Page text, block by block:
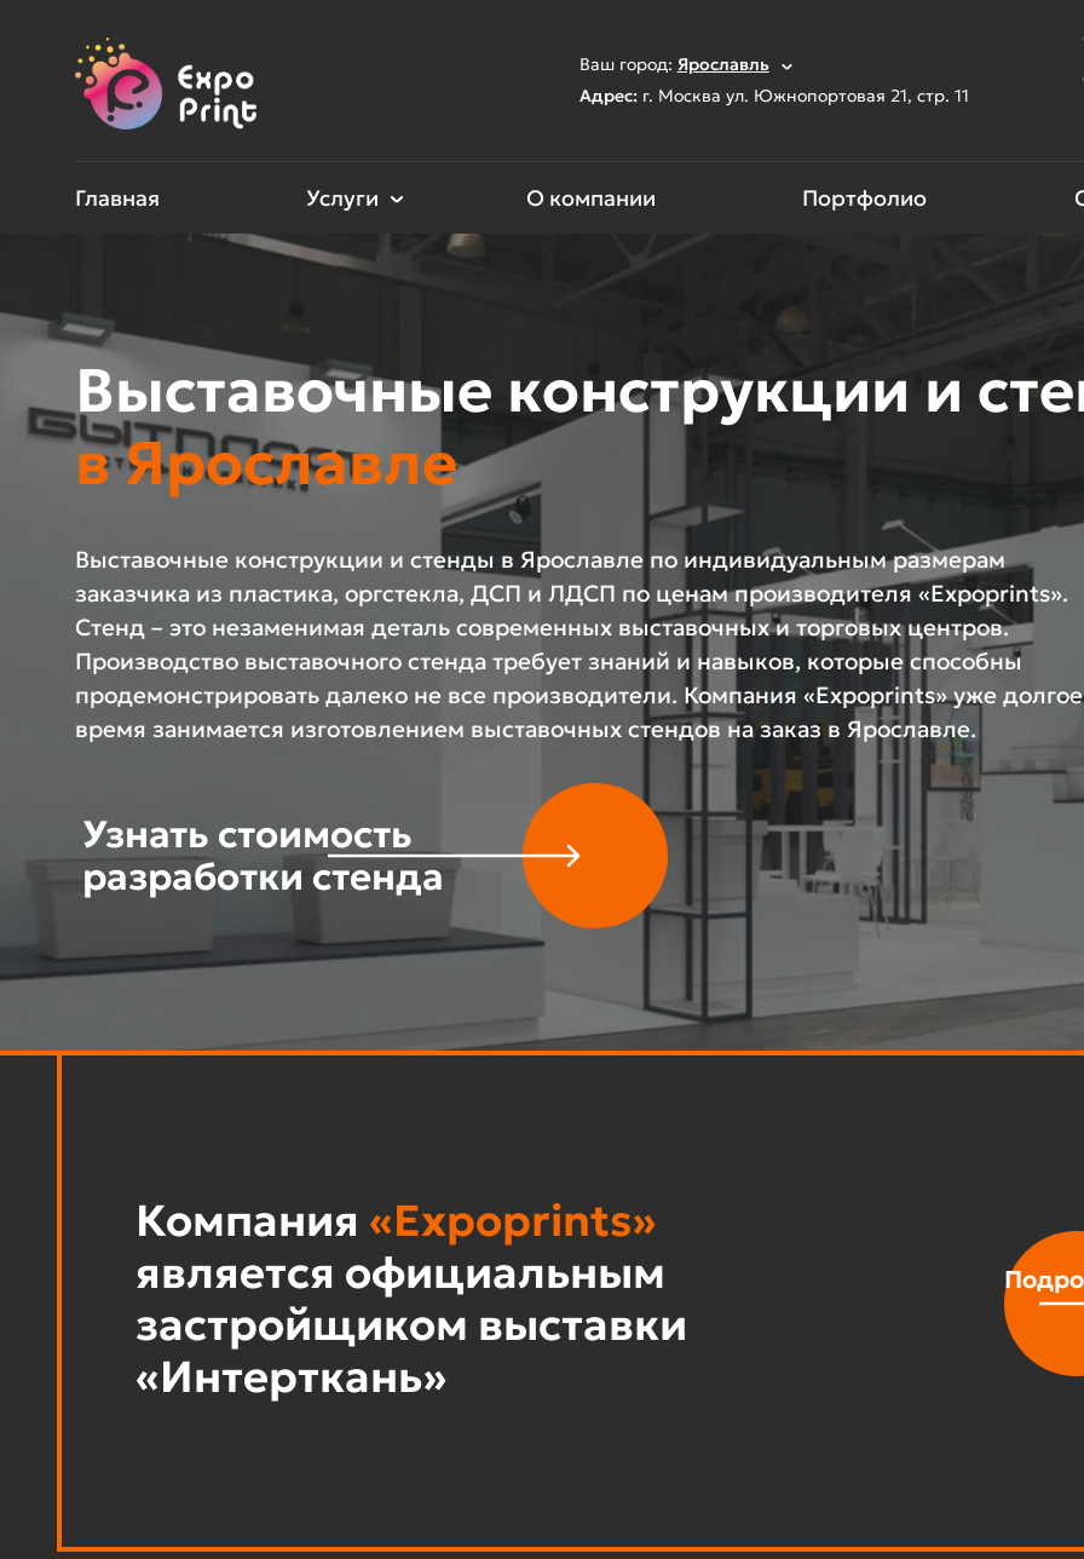
Ваш город: Ярославль
Адрес:г. Москва ул. Южнопортовая 21, стр. 11
Главная Услуги О компании Портфолио
Выставочные конструкции и
в Ярославле
Выставочные конструкции и стенды в Ярославле по индивидуальным размерам
заказчика из пластика, оргстекла, ДСП и ЛДСП по ценам производителя «Expoprints».
Стенд – это незаменимая деталь современных выставочных и торговых центров.
Производство выставочного стенда требует знаний и навыков, которые способны
продемонстрировать далеко не все производители. Компания «Expoprints» уже долгое
время занимается изготовлением выставочных стендов на заказ в Ярославле.
Узнать стоимость
разработки стенда
Компания «Expoprints»
является официальным
застройщиком выставки
«Интерткань»